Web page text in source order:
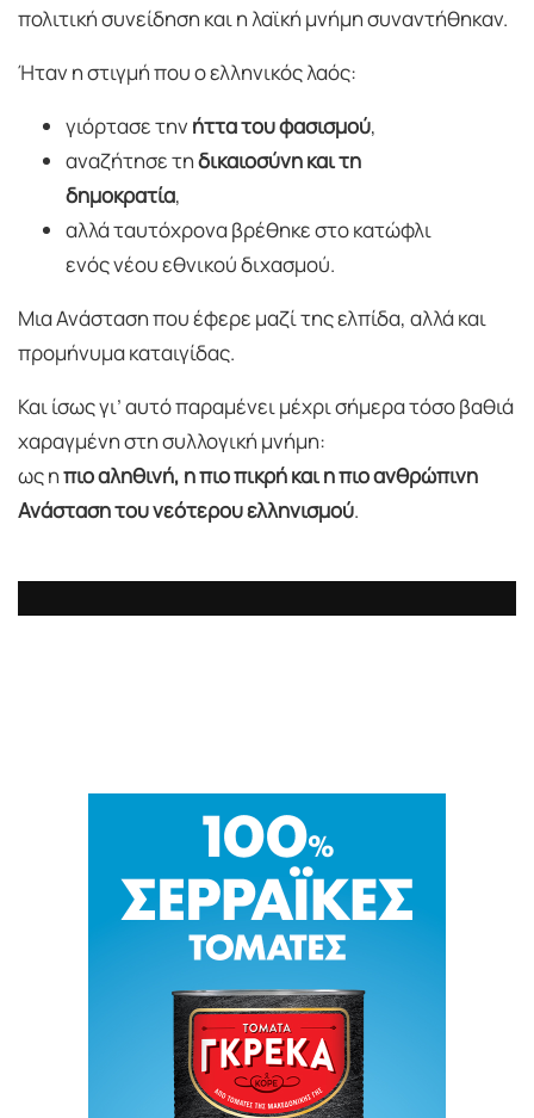
πολιτική συνείδηση και η λαϊκή μνήμη συναντήθηκαν.
Ήταν η στιγμή που ο ελληνικός λαός:
γιόρτασε την ήττα του φασισμού,
αναζήτησε τηδικαιοσύνη και τη
δημοκρατία,
αλλά ταυτόχρονα βρέθηκε στο κατώφλι
ενός νέου εθνικού διχασμού.
Μια Ανάσταση που έφερε μαζί της ελπίδα, αλλά και
προμήνυμα καταιγίδας.
Και ίσως γι’ αυτό παραμένει μέχρι σήμερα τόσο βαθιά
χαραγμένη στη συλλογική μνήμη:
ως ηπιο αληθινή, η πιο πικρή και η πιο ανθρώπινη
Ανάσταση του νεότερου ελληνισμού.